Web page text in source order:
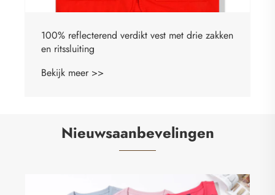
100% reflecterend verdikt vest met drie zakken
en ritssluiting
Bekijk meer >>
Nieuwsaanbevelingen